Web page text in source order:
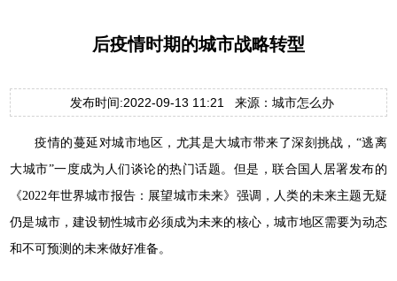
后疫情时期的城市战略转型
发布时间:2022-09-13 11:21 来源：城市怎么办
疫情的蔓延对城市地区，尤其是大城市带来了深刻挑战，“逃离
大城市”一度成为人们谈论的热门话题。但是，联合国人居署发布的
《2022年世界城市报告：展望城市未来》强调，人类的未来主题无疑
仍是城市，建设韧性城市必须成为未来的核心，城市地区需要为动态
和不可预测的未来做好准备。